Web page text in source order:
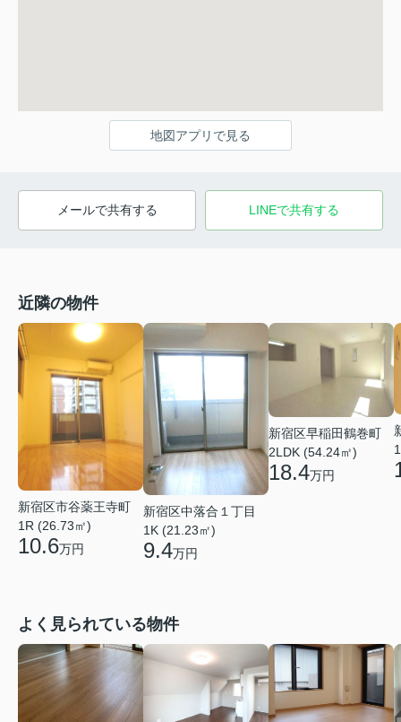
地図アプリで見る
メールで共有する LINEで共有する
近隣の物件
新宿区市谷薬王寺町
1R (26.73㎡)
10.6万円
新宿区中落合１丁目
1K (21.23㎡)
9.4万円
新宿区早稲田鶴巻町
2LDK (54.24㎡)
18.4万円
よく見られている物件